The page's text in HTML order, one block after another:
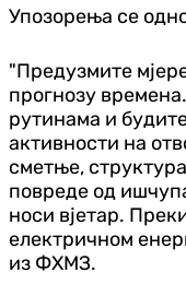
Упозорења се
"Предузмите
прогнозу
рутинама и
активности на
сметње,
повреде од
носи вјетар.
електричном
из ФХМЗ.